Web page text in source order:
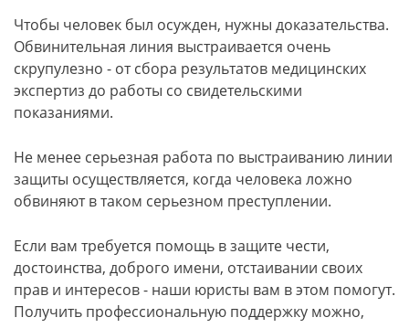
Чтобы человек был осужден, нужны доказательства.
Обвинительная линия выстраивается очень
скрупулезно - от сбора результатов медицинских
экспертиз до работы со свидетельскими
показаниями.
Не менее серьезная работа по выстраиванию линии
защиты осуществляется, когда человека ложно
обвиняют в таком серьезном преступлении.
Если вам требуется помощь в защите чести,
достоинства, доброго имени, отстаивании своих
прав и интересов - наши юристы вам в этом помогут.
Получить профессиональную поддержку можно,